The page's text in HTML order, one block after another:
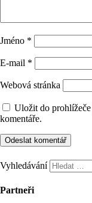
Jméno *
E-mail *
Webová stránka
Uložit do
komentáře.
Vyhledávání
Partneři